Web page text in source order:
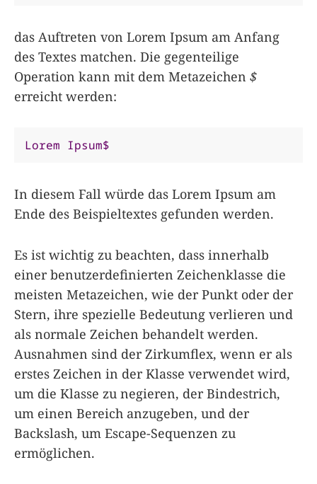
das Auftreten von Lorem Ipsum am Anfang
des Textes matchen. Die gegenteilige
Operation kann mit dem Metazeichen $
erreicht werden:
Lorem Ipsum$
In diesem Fall würde das Lorem Ipsum am
Ende des Beispieltextes gefunden werden.
Es ist wichtig zu beachten, dass innerhalb
einer benutzerdefinierten Zeichenklasse die
meisten Metazeichen, wie der Punkt oder der
Stern, ihre spezielle Bedeutung verlieren und
als normale Zeichen behandelt werden.
Ausnahmen sind der Zirkumflex, wenn er als
erstes Zeichen in der Klasse verwendet wird,
um die Klasse zu negieren, der Bindestrich,
um einen Bereich anzugeben, und der
Backslash, um Escape-Sequenzen zu
ermöglichen.